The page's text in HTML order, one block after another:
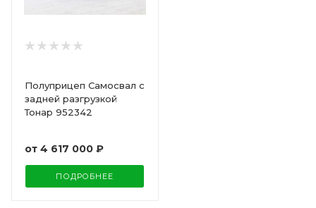
Полуприцеп Самосвал с
задней разгрузкой
Тонар 952342
от 4 617 000 ₽
ПОДРОБНЕЕ